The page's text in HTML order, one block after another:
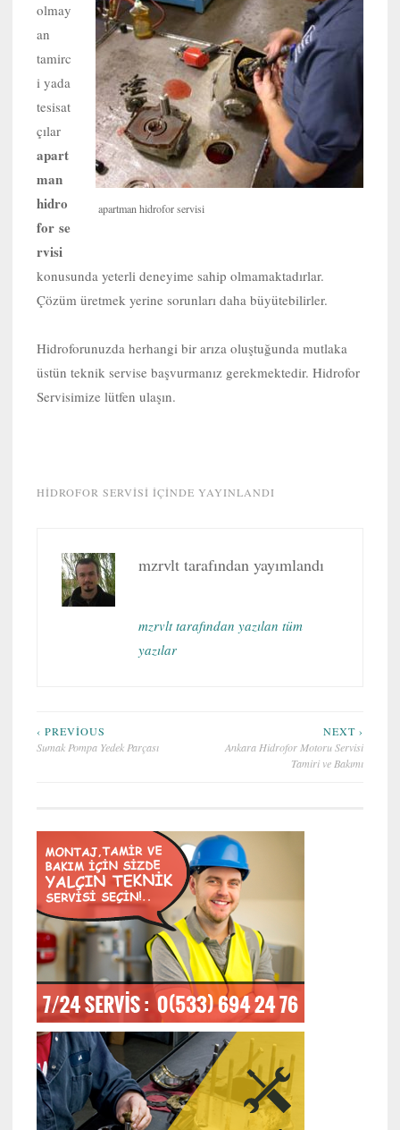
apartman hidrofor servisi
olmay
an
tamirc
i yada
tesisat
çılar
apart
man
hidro
for se
rvisi
konusunda yeterli deneyime sahip olmamaktadırlar.
Çözüm üretmek yerine sorunları daha büyütebilirler.
Hidroforunuzda herhangi bir arıza oluştuğunda mutlaka
üstün teknik servise başvurmanız gerekmektedir. Hidrofor
Servisimize lütfen ulaşın.
HIDROFOR SERVISI IÇINDE YAYINLANDI
mzrvlt tarafından yayımlandı
mzrvlt tarafından yazılan tüm
yazılar
Yazı
‹ PREVIOUS
Sumak Pompa Yedek Parçası
NEXT ›
Ankara Hidrofor Motoru Servisi
Tamiri ve Bakımı